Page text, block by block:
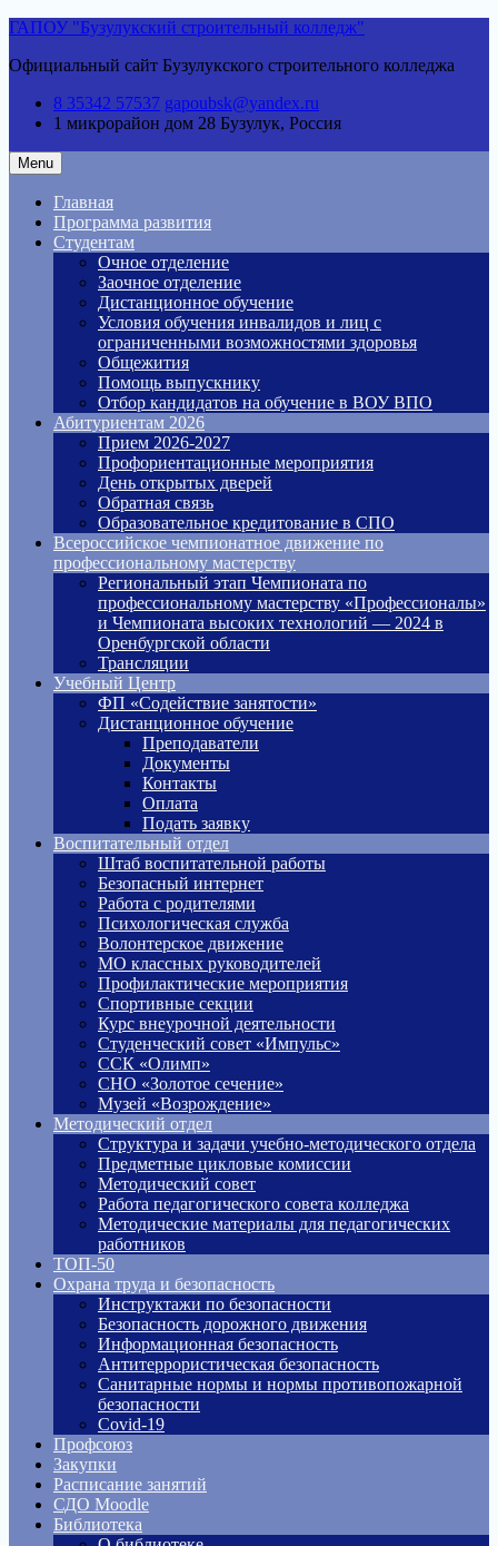
Skip
content
ГАПОУ "Бузулукский строительный колледж"
Официальный сайт Бузулукского строительного колледжа
8 35342 57537 gapoubsk@yandex.ru
1 микрорайон дом 28 Бузулук, Россия
Menu
Главная
Программа развития
Студентам
Очное отделение
Заочное отделение
Дистанционное обучение
Условия обучения инвалидов и лиц с
ограниченными возможностями здоровья
Общежития
Помощь выпускнику
Отбор кандидатов на обучение в ВОУ ВПО
Абитуриентам 2026
Прием 2026-2027
Профориентационные мероприятия
День открытых дверей
Обратная связь
Образовательное кредитование в СПО
Всероссийское чемпионатное движение по
профессиональному мастерству
Региональный этап Чемпионата по
профессиональному мастерству «Профессионалы»
и Чемпионата высоких технологий — 2024 в
Оренбургской области
Трансляции
Учебный Центр
ФП «Содействие занятости»
Дистанционное обучение
Преподаватели
Документы
Контакты
Оплата
Подать заявку
Воспитательный отдел
Штаб воспитательной работы
Безопасный интернет
Работа с родителями
Психологическая служба
Волонтерское движение
МО классных руководителей
Профилактические мероприятия
Спортивные секции
Курс внеурочной деятельности
Студенческий совет «Импульс»
ССК «Олимп»
СНО «Золотое сечение»
Музей «Возрождение»
Методический отдел
Структура и задачи учебно-методического отдела
Предметные цикловые комиссии
Методический совет
Работа педагогического совета колледжа
Методические материалы для педагогических
работников
ТОП-50
Охрана труда и безопасность
Инструктажи по безопасности
Безопасность дорожного движения
Информационная безопасность
Антитеррористическая безопасность
Санитарные нормы и нормы противопожарной
безопасности
Covid-19
Профсоюз
Закупки
Расписание занятий
СДО Moodle
Библиотека